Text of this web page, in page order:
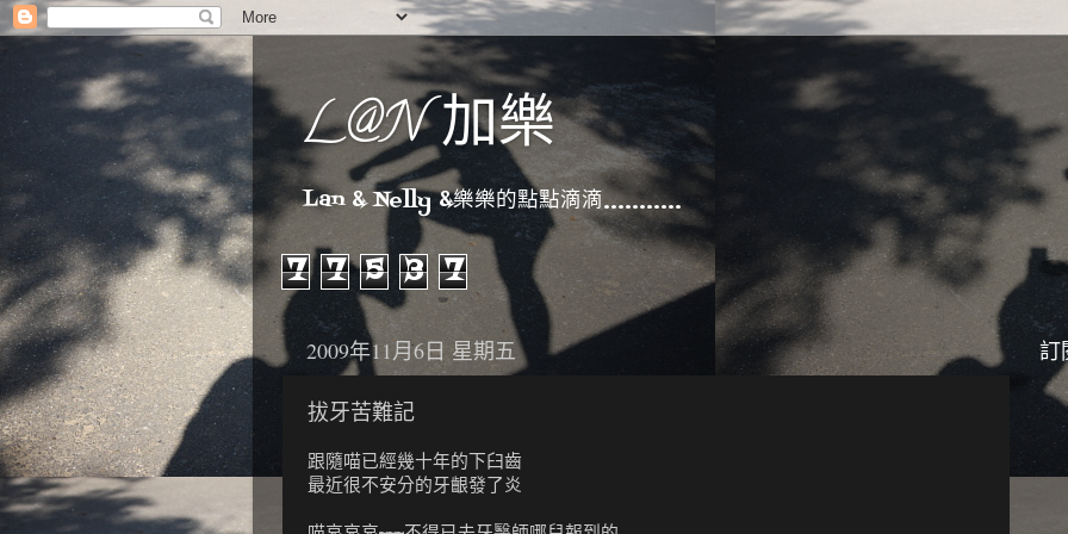
L@N 加樂
Lan & Nelly &樂樂的點點滴滴...........
7 7 5 3 7
2009年11月6日 星期五
拔牙苦難記
跟隨喵已經幾十年的下臼齒
最近很不安分的牙齦發了炎
訂